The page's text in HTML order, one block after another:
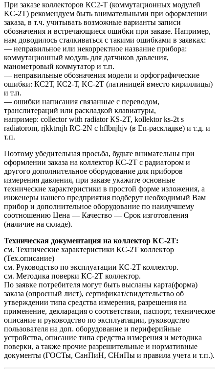
При заказе коллекторов КС2-Т (коммутационных модулей
KC-2T) рекомендуем быть внимательными при оформлении
заказа, в т.ч. учитывать возможные варианты записи
обозначения и встречающиеся ошибки при заказе. Например,
нам доводилось сталкиваться с такими ошибками в заявках:
— неправильное или некорректное название прибора:
коммутационный модуль для датчиков давления,
манометровый коммутатор и т.п.
— неправильные обозначения модели и орфографические
ошибки: КС2Т, КС2-Т, KC-2T (латиницей вместо кириллицы)
и т.п.
— ошибки написания связанные с переводом,
транслитераций или раскладкой клавиатуры,
например: collector with radiator КS-2T, kollektor ks-2t s
radiatorom, rjkktrnjh RC-2N c hflbnjhjv (в En-раскладке) и т.д. и
т.п.
Поэтому убедительная просьба, будьте внимательны при
оформлении заказа на коллектор КС-2Т с радиатором и
другого дополнительное оборудование для приборов
измерения давления, при заказе укажите основные
технические характеристики в простой форме изложения, а
инженеры нашего предприятия подберут необходимый Вам
прибор и дополнительное оборудование по наилучшему
соотношению Цена — Качество — Срок изготовления
(наличие на складе).
Техническая документация на коллектор КС-2Т:
см. Технические характеристики КС-2Т коллектор
(Тех.описание)
см. Руководство по эксплуатации КС-2Т коллектор.
см. Методика поверки КС-2Т коллектор.
По заявке потребителя могут быть высланы карта(форма)
заказа (опросный лист), сертификат/свидетельство об
утверждении типа средства измерения, разрешения на
применение, декларация о соответствии, паспорт, техническое
описание и руководство по эксплуатации, руководство
пользователя на доп. оборудование и периферийные
устройства, описание типа средства измерения и методика
поверки, а также прочие разрешительные и нормативные
документы (ГОСТы, СанПиН, СНиПы и правила учета и т.п.).